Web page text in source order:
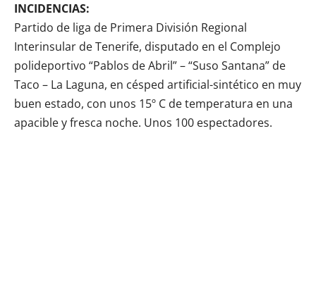
INCIDENCIAS:
Partido de liga de Primera División Regional
Interinsular de Tenerife, disputado en el Complejo
polideportivo “Pablos de Abril” – “Suso Santana” de
Taco – La Laguna, en césped artificial-sintético en muy
buen estado, con unos 15º C de temperatura en una
apacible y fresca noche. Unos 100 espectadores.